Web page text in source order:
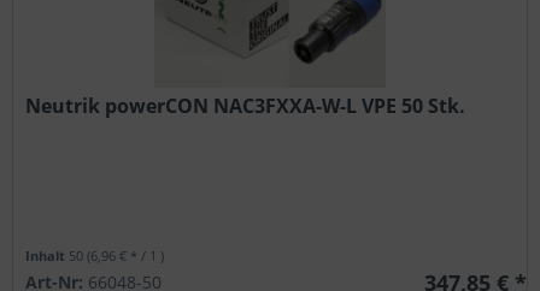
Neutrik powerCON NAC3FXXA-W-L VPE 50 Stk.
Inhalt 50(6,96 € * / 1 )
Art-Nr: 66048-50 347,85 € *